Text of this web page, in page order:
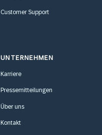
Customer Support
UNTERNEHMEN
Karriere
Pressemitteilungen
Über uns
Kontakt